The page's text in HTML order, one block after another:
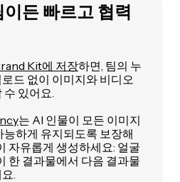
든 빠르고 협력
Kit에 저장하면, 팀의 누
드 없이 이미지와 비디오
있어요.
는 AI 인물이 모든 이미지
하게 유지되도록 보장해
자유롭게 생성하세요: 얼굴
한 결과물에서 다음 결과물
.